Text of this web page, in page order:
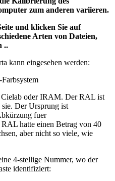
zum anderen variieren.
und klicken Sie auf
Arten von Dateien,
..
kann eingesehen werden:
Cielab oder IRAM. Der RAL ist
Der Ursprung ist
fuer
hatte einen Betrag von 40
aber nicht so viele, wie
4-stellige Nummer, wo der
identifiziert: